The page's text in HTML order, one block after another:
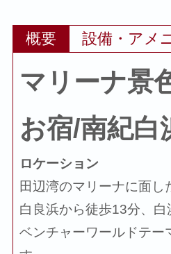
概要 設備・アメ
マリーナ景
お宿/南紀白
ロケーション
田辺湾のマリーナに面し
白良浜から徒歩13分、
ベンチャーワールドテー